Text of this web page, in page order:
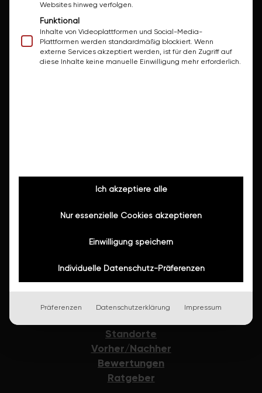
WC-Sanierung
Methoden
Badewannentüre
Fugensanierung
Vinylboden
Standorte
Vorher/Nachher
Bewertungen
Ratgeber
Websites hinweg verfolgen.
Funktional
Inhalte von Videoplattformen und Social-Media-
Plattformen werden standardmäßig blockiert. Wenn
externe Services akzeptiert werden, ist für den Zugriff auf
diese Inhalte keine manuelle Einwilligung mehr erforderlich.
Ich akzeptiere alle
Nur essenzielle Cookies akzeptieren
Einwilligung speichern
Individuelle Datenschutz-Präferenzen
Präferenzen Datenschutzerklärung Impressum